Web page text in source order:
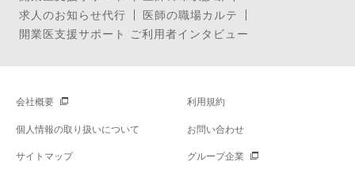
求人のお知らせ代行
医師の職場カルテ
開業医支援サポート ご利用者インタビュー
会社概要 利用規約
個人情報の取り扱いについて お問い合わせ
サイトマップ グループ企業